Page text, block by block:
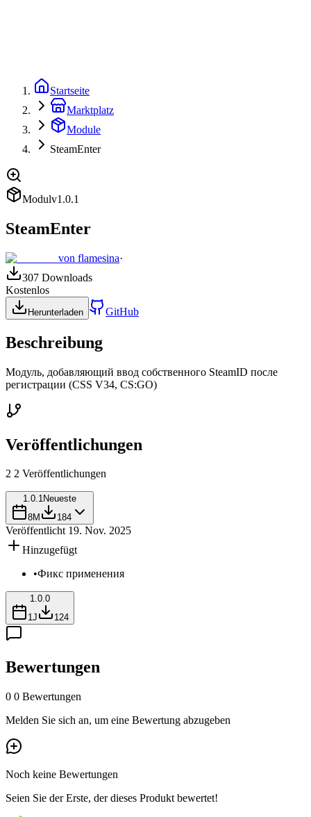
Startseite
Marktplatz
Module
SteamEnter
Modulv1.0.1
SteamEnter
von flamesina·
307 Downloads
Kostenlos
Herunterladen GitHub
Beschreibung
Модуль, добавляющий ввод собственного SteamID после
регистрации (CSS V34, CS:GO)
Veröffentlichungen
2 2 Veröffentlichungen
1.0.1Neueste
8M
184
Veröffentlicht 19. Nov. 2025
Hinzugefügt
•Фикс применения
1.0.0
1J
124
Bewertungen
0 0 Bewertungen
Melden Sie sich an, um eine Bewertung abzugeben
Noch keine Bewertungen
Seien Sie der Erste, der dieses Produkt bewertet!